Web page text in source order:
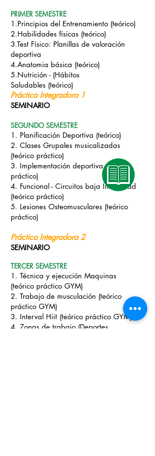
PRIMER SEMESTRE
1.Principios del Entrenamiento (teórico)
2.Habilidades físicas (teórico)
3.Test Físico: Planillas de valoración
deportiva
4.Anatomia básica (teórico)
5.Nutrición - (Hábitos
Saludables (teórico)
Práctica Integradora 1
SEMINARIO
SEGUNDO SEMESTRE
1. Planificación Deportiva (teórico)
2. Clases Grupales musicalizadas
(teórico práctico)
3. Implementación deportiva (teórico
práctico)
4. Funcional - Circuitos baja Intensidad
(teórico práctico)
5. Lesiones Osteomusculares (teórico
práctico)
Práctica Integradora 2
SEMINARIO
TERCER SEMESTRE
1. Técnica y ejecución Maquinas
(teórico práctico GYM)
2. Trabajo de musculación (teórico
práctico GYM)
3. Interval Hiit (teórico práctico GYM)
4. Zonas de trabajo (Deportes